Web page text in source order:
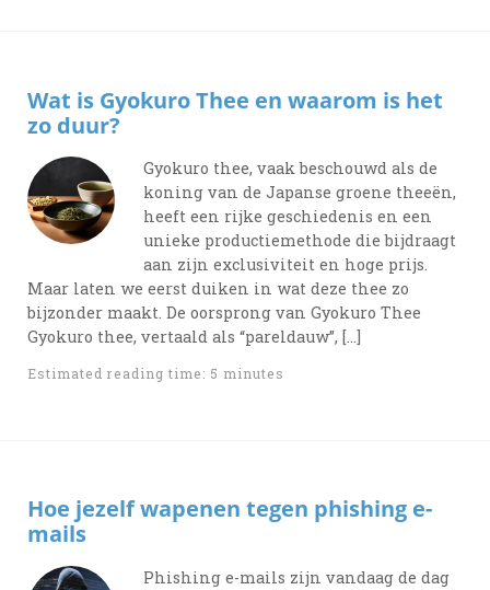
Wat is Gyokuro Thee en waarom is het
zo duur?
Gyokuro thee, vaak beschouwd als de
koning van de Japanse groene theeën,
heeft een rijke geschiedenis en een
unieke productiemethode die bijdraagt
aan zijn exclusiviteit en hoge prijs.
Maar laten we eerst duiken in wat deze thee zo
bijzonder maakt. De oorsprong van Gyokuro Thee
Gyokuro thee, vertaald als “pareldauw”, […]
Estimated reading time: 5 minutes
Hoe jezelf wapenen tegen phishing e-
mails
Phishing e-mails zijn vandaag de dag